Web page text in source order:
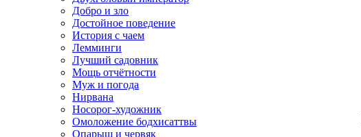
Добро и зло
Достойное поведение
История с чаем
Лемминги
Лучший садовник
Мощь отчётности
Муж и погода
Нирвана
Носорог-художник
Омоложение бодхисаттвы
Опарыш и червяк